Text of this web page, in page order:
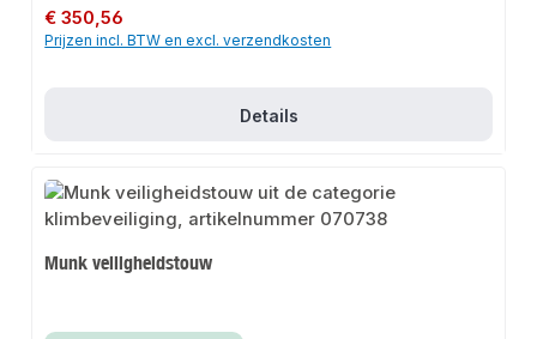
Normale prijs:
€ 350,56
Prijzen incl. BTW en excl. verzendkosten
Details
Munk veiligheidstouw